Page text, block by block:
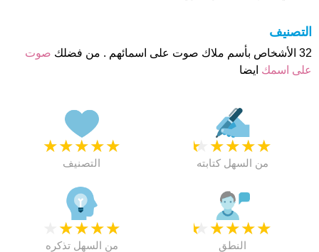
التصنيف
32 الأشخاص بأسم ملاك صوت على اسمائهم . من فضلك
صوت
على اسمك ايضا
★
★
★
★
★
التصنيف
★
★
★
★
★
من السهل كتابته
★
★
★
★
من السهل تذكره
★
★
★
★
★
النطق